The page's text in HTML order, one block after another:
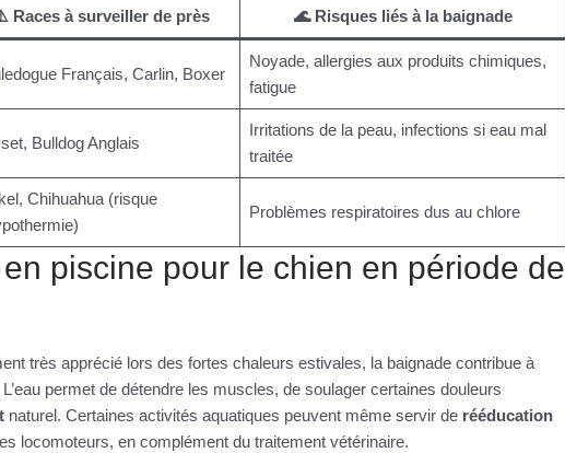
Races à surveiller de près 🌊 Risques liés à la baignade
Français, Carlin, Boxer
Noyade, allergies aux produits chimiques,
fatigue
Bulldog Anglais
Irritations de la peau, infections si eau mal
traitée
Chihuahua (risque
Problèmes respiratoires dus au chlore
piscine pour le chien en période de
très apprécié lors des fortes chaleurs estivales, la baignade contribue à
permet de détendre les muscles, de soulager certaines douleurs
naturel. Certaines activités aquatiques peuvent même servir de rééducation
locomoteurs, en complément du traitement vétérinaire.